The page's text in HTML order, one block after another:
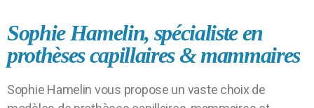
Sophie Hamelin, spécialiste en
prothèses capillaires & mammaires
Sophie Hamelin vous propose un vaste choix de